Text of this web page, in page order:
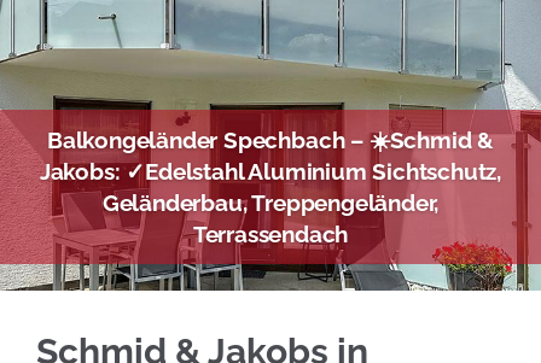
Balkongeländer Spechbach – ☀️Schmid &
Jakobs: ✓Edelstahl Aluminium Sichtschutz,
Geländerbau, Treppengeländer,
Terrassendach
Schmid & Jakobs in